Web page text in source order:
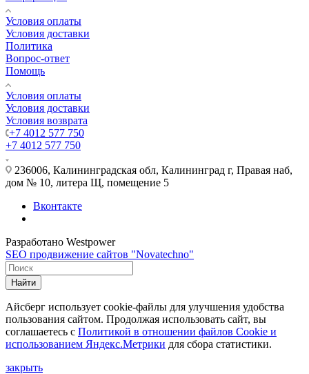
Условия оплаты
Условия доставки
Политика
Вопрос-ответ
Помощь
Условия оплаты
Условия доставки
Условия возврата
+7 4012 577 750
+7 4012 577 750
236006, Калининградская обл, Калининград г, Правая наб,
дом № 10, литера Щ, помещение 5
Вконтакте
Разработано Westpower
SEO продвижение сайтов "Novatechno"
Найти
Айсберг использует cookie-файлы для улучшения удобства
пользования сайтом. Продолжая использовать сайт, вы
соглашаетесь с Политикой в отношении файлов Сookie и
использованием Яндекс.Метрики для сбора статистики.
закрыть